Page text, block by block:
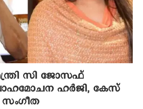
സി ജോസഫ്
ഹർജി, കേസ്
സംഗീത